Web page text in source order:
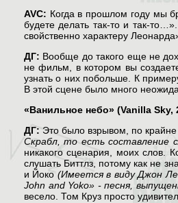
AVC: Когда в прошлом году мы
будете делать так-то и так-
свойственно характеру
ДГ: Вообще до такого еще не
не фильм, в котором вы
узнать о них побольше. К
В этой сцене было много
«Ванильное небо» (Vanilla Sky,
ДГ: Это было взрывом, по
Скрабл, то есть составление
никакого сценария, моих слов.
слушать Биттлз, потому как не
и Йоко (Имеется в виду Джон
John and Yoko» - песня,
весело. Том Круз просто